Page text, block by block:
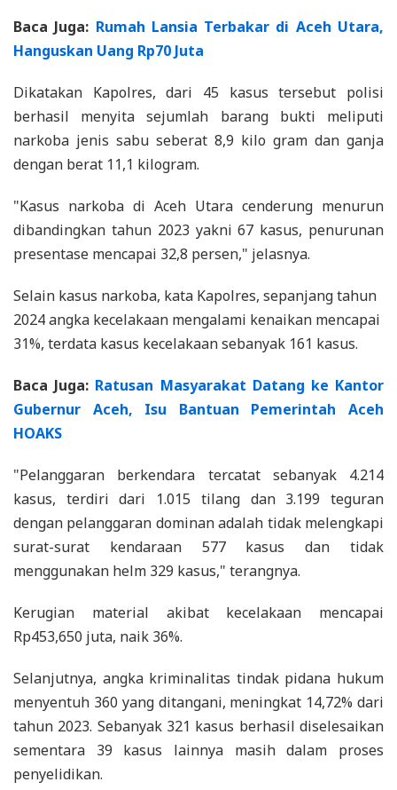
Baca Juga: Rumah Lansia Terbakar di Aceh Utara,
Hanguskan Uang Rp70 Juta
Dikatakan Kapolres, dari 45 kasus tersebut polisi
berhasil menyita sejumlah barang bukti meliputi
narkoba jenis sabu seberat 8,9 kilo gram dan ganja
dengan berat 11,1 kilogram.
"Kasus narkoba di Aceh Utara cenderung menurun
dibandingkan tahun 2023 yakni 67 kasus, penurunan
presentase mencapai 32,8 persen," jelasnya.
Selain kasus narkoba, kata Kapolres, sepanjang tahun
2024 angka kecelakaan mengalami kenaikan mencapai
31%, terdata kasus kecelakaan sebanyak 161 kasus.
Baca Juga: Ratusan Masyarakat Datang ke Kantor
Gubernur Aceh, Isu Bantuan Pemerintah Aceh
HOAKS
"Pelanggaran berkendara tercatat sebanyak 4.214
kasus, terdiri dari 1.015 tilang dan 3.199 teguran
dengan pelanggaran dominan adalah tidak melengkapi
surat-surat kendaraan 577 kasus dan tidak
menggunakan helm 329 kasus," terangnya.
Kerugian material akibat kecelakaan mencapai
Rp453,650 juta, naik 36%.
Selanjutnya, angka kriminalitas tindak pidana hukum
menyentuh 360 yang ditangani, meningkat 14,72% dari
tahun 2023. Sebanyak 321 kasus berhasil diselesaikan
sementara 39 kasus lainnya masih dalam proses
penyelidikan.